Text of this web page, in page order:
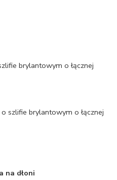
brylantowym o łącznej
szlifie brylantowym o łącznej
na dłoni